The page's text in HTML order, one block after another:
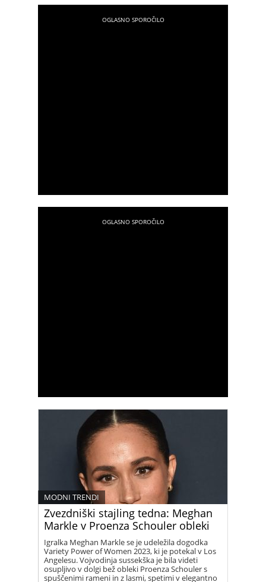
Zvezdniški stajling tedna: Meghan
Markle v Proenza Schouler obleki
MODNI TRENDI
Igralka Meghan Markle se je udeležila dogodka
Variety Power of Women 2023, ki je potekal v Los
Angelesu. Vojvodinja sussekška je bila videti
osupljivo v dolgi bež obleki Proenza Schouler s
spuščenimi rameni in z lasmi, spetimi v elegantno